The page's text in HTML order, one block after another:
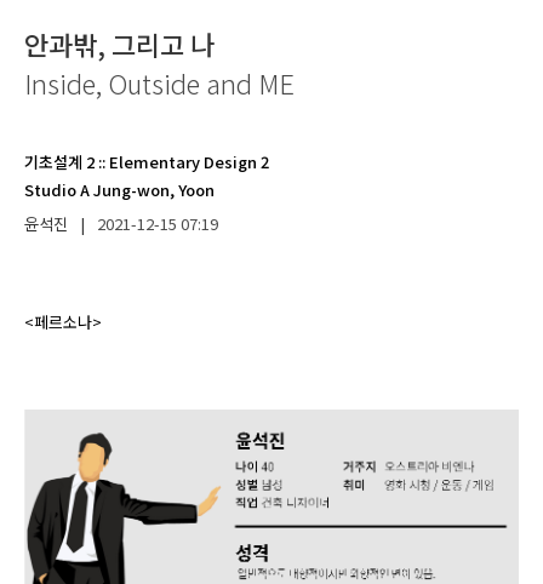
안과밖, 그리고 나
Inside, Outside and ME
기초설계 2 :: Elementary Design 2
Studio A Jung-won, Yoon
윤석진
| 2021-12-15 07:19
<페르소나>